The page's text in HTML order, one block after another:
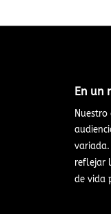
En un
reflejar
de vida